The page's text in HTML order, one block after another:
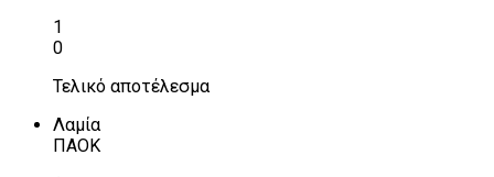
1
0
Τελικό αποτέλεσμα
Λαμία
ΠΑΟΚ